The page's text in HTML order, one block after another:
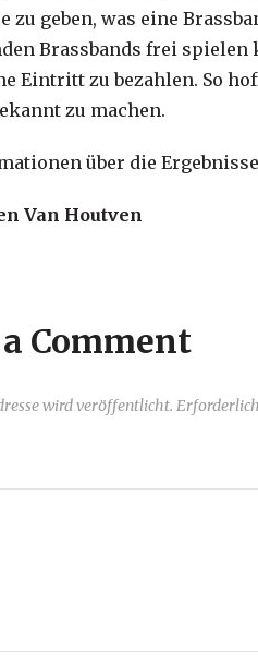
zu geben, was eine
Brassbands frei spielen
Eintritt zu bezahlen. So
zu machen.
über die
Van Houtven
Comment
wird veröffentlicht.